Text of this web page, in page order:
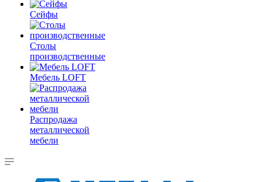
Сейфы
Столы
производственные
Мебель LOFT
Распродажа
металлической
мебели